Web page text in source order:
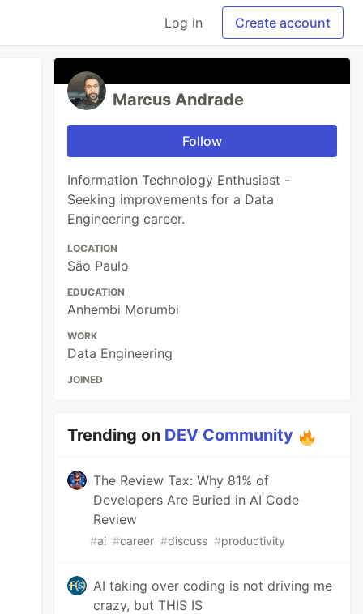
Log in Create account
Marcus Andrade
Follow
Information Technology Enthusiast -
Seeking improvements for a Data
Engineering career.
LOCATION
São Paulo
EDUCATION
Anhembi Morumbi
WORK
Data Engineering
JOINED
Trending on DEV Community
The Review Tax: Why 81% of
Developers Are Buried in AI Code
Review
#ai #career #discuss #productivity
AI taking over coding is not driving me
crazy, but THIS IS